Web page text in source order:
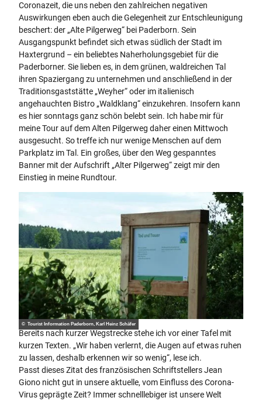
Coronazeit, die uns neben den zahlreichen negativen
Auswirkungen eben auch die Gelegenheit zur Entschleunigung
beschert: der „Alte Pilgerweg“ bei Paderborn. Sein
Ausgangspunkt befindet sich etwas südlich der Stadt im
Haxtergrund – ein beliebtes Naherholungsgebiet für die
Paderborner. Sie lieben es, in dem grünen, waldreichen Tal
ihren Spaziergang zu unternehmen und anschließend in der
Traditionsgaststätte „Weyher“ oder im italienisch
angehauchten Bistro „Waldklang“ einzukehren. Insofern kann
es hier sonntags ganz schön belebt sein. Ich habe mir für
meine Tour auf dem Alten Pilgerweg daher einen Mittwoch
ausgesucht. So treffe ich nur wenige Menschen auf dem
Parkplatz im Tal. Ein großes, über den Weg gespanntes
Banner mit der Aufschrift „Alter Pilgerweg“ zeigt mir den
Einstieg in meine Rundtour.
© Tourist Information Paderborn, Karl Heinz Schäfer
Bereits nach kurzer Wegstrecke stehe ich vor einer Tafel mit
kurzen Texten. „Wir haben verlernt, die Augen auf etwas ruhen
zu lassen, deshalb erkennen wir so wenig“, lese ich.
Passt dieses Zitat des französischen Schriftstellers Jean
Giono nicht gut in unsere aktuelle, vom Einfluss des Corona-
Virus geprägte Zeit? Immer schnelllebiger ist unsere Welt